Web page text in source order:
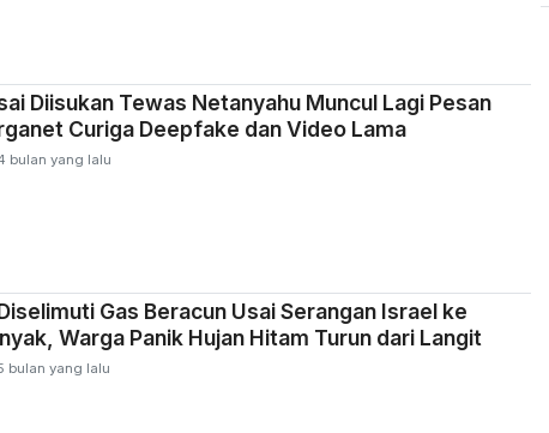
Diisukan Tewas Netanyahu Muncul Lagi Pesan
Curiga Deepfake dan Video Lama
bulan yang lalu
Gas Beracun Usai Serangan Israel ke
Warga Panik Hujan Hitam Turun dari Langit
bulan yang lalu